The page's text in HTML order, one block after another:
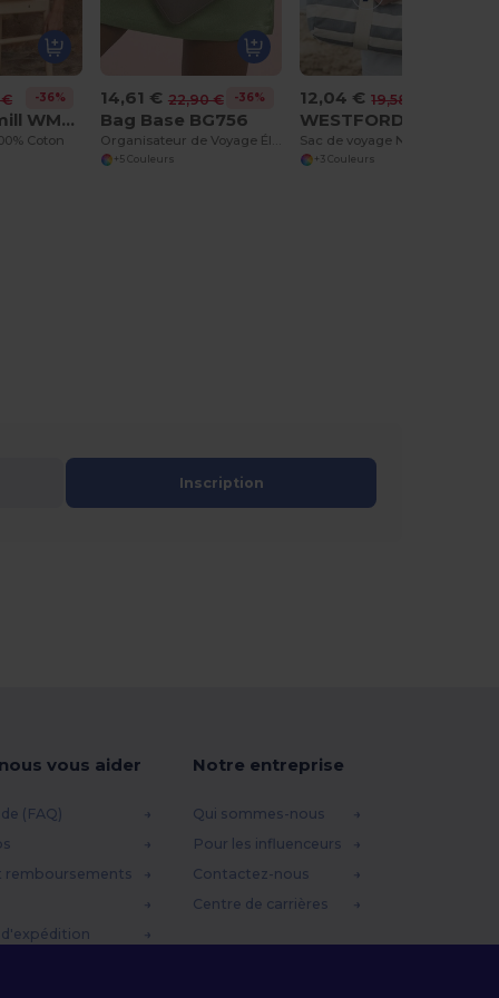
€ -36%
Westford mill WM364
Coton
14,61 € 22,90 € -36%
Bag Base BG756
+5 Couleurs
12,04 € 19,58 €
Sac de voyage Nautical
+3 Couleurs
Inscription
vous aider
(FAQ)
remboursements
Notre entreprise
Qui sommes-nous
Pour les influenceurs
Contactez-nous
Centre de carrières